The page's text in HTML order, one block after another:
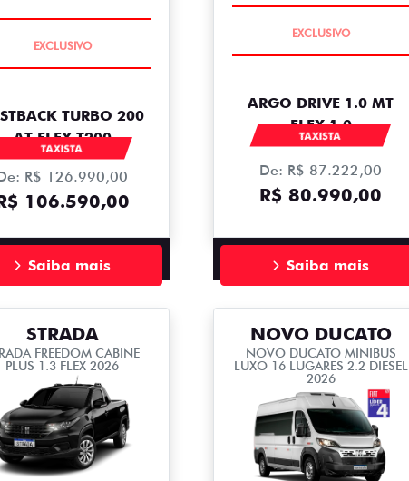
TURBO 200
AT FLEX T200
TAXISTA
R$ 126.990,00
106.590,00
Saiba mais
ARGO DRIVE 1.0 MT
FLEX 1.0
TAXISTA
De: R$ 87.222,00
R$ 80.990,00
Saiba mais
STRADA
FREEDOM CABINE
PLUS 1.3 FLEX 2026
NOVO DUCATO
NOVO DUCATO MINIBUS
LUXO 16 LUGARES 2.2 DIESEL
2026